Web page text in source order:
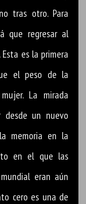
tras otro. Para
que regresar al
es la primera
el peso de la
La mirada
un nuevo
memoria en la
en el que las
eran aún
cero es una de